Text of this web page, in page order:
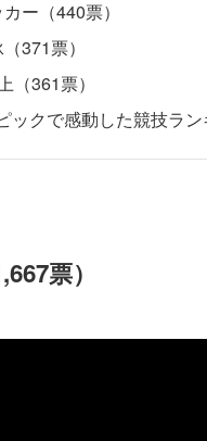
ー（440票）
371票）
（361票）
ックで感動した競技ラ
票）